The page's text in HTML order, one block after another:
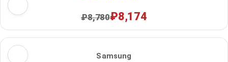
₽8,780₽8,174
Samsung